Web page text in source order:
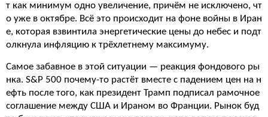
т как минимум одно увеличение, причём не исключено, чт
о уже в октябре. Всё это происходит на фоне войны в Иран
е, которая взвинтила энергетические цены до небес и подт
олкнула инфляцию к трёхлетнему максимуму.
Самое забавное в этой ситуации — реакция фондового ры
нка. S&P 500 почему-то растёт вместе с падением цен на н
ефть после того, как президент Трамп подписал рамочное
соглашение между США и Ираном во Франции. Рынок буд